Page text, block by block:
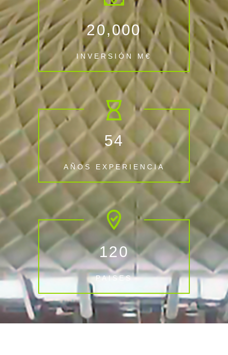
20,000
INVERSIÓN M€
54
AÑOS EXPERIENCIA
120
PAISES